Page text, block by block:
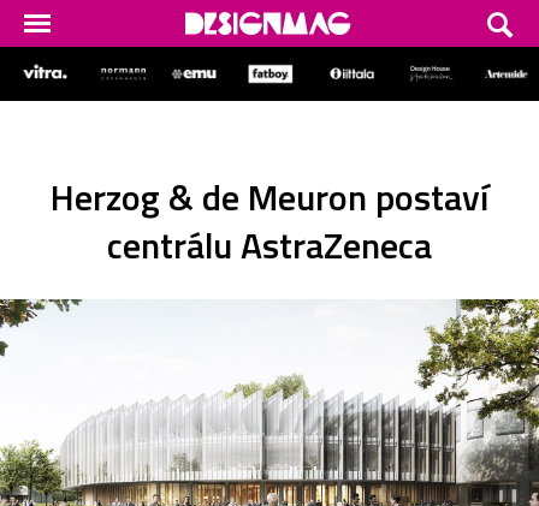
Herzog & de Meuron postaví
centrálu AstraZeneca